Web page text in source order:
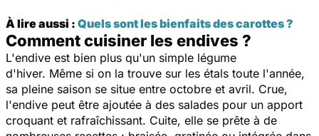
À lire aussi : Quels sont les bienfaits des carottes ?
Comment cuisiner les endives ?
L'endive est bien plus qu'un simple légume
d'hiver. Même si on la trouve sur les étals toute l'année,
sa pleine saison se situe entre octobre et avril. Crue,
l'endive peut être ajoutée à des salades pour un apport
croquant et rafraîchissant. Cuite, elle se prête à de